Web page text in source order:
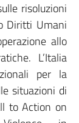
risoluzioni
Diritti Umani
allo
L’Italia
per la
situazioni di
to Action on